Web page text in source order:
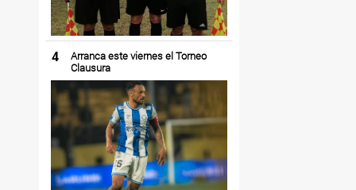
4
Arranca este viernes el Torneo
Clausura